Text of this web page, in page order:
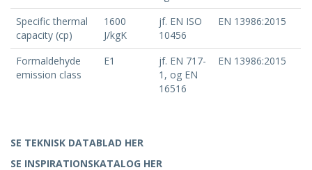
Specific thermal
capacity (cp)
1600
J/kgK
jf. EN ISO
10456
EN 13986:2015
Formaldehyde
emission class
E1
jf. EN 717-
1, og EN
16516
EN 13986:2015
SE TEKNISK DATABLAD HER
SE INSPIRATIONSKATALOG HER